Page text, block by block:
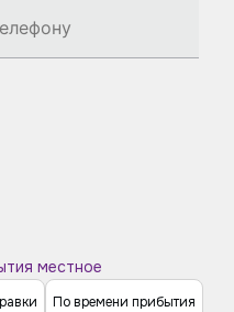
местное
По времени прибытия